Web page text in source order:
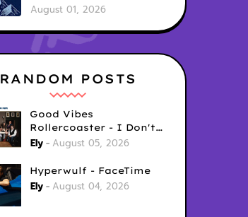
August 01, 2026
RANDOM POSTS
Good Vibes
Rollercoaster - I Don't
Care
Ely August 05, 2026
Hyperwulf - FaceTime
Ely August 04, 2026